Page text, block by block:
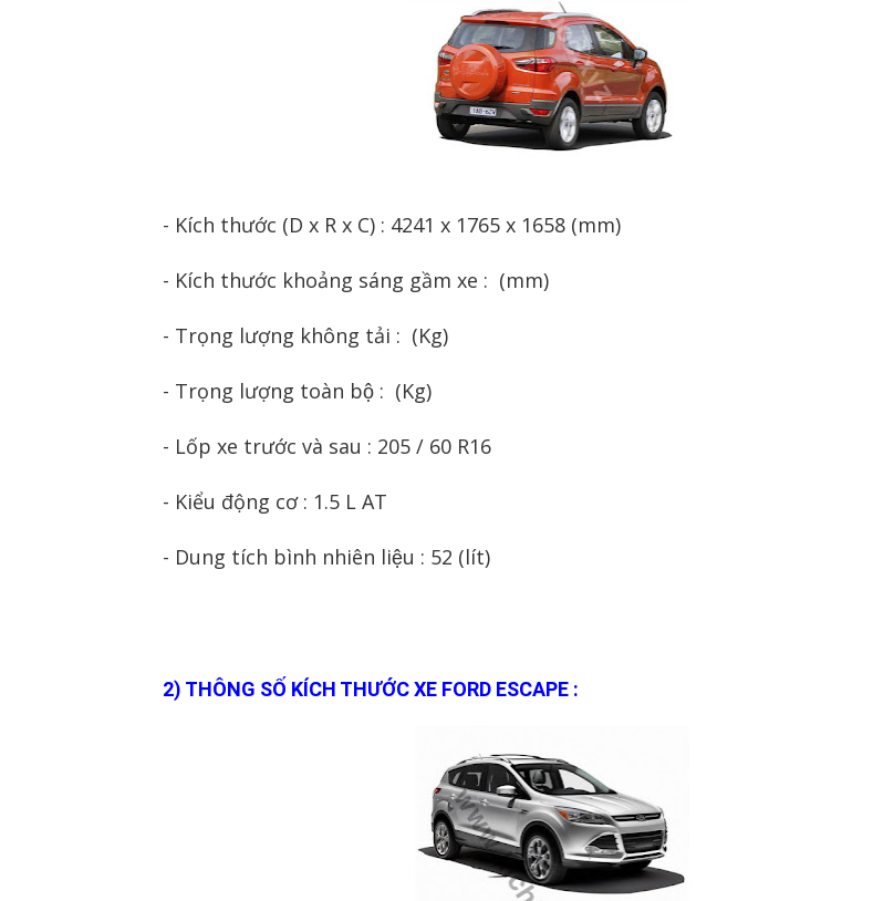
- Kích thước (D x R x C) : 4241 x 1765 x 1658 (mm)
- Kích thước khoảng sáng gầm xe : (mm)
- Trọng lượng không tải : (Kg)
- Trọng lượng toàn bộ : (Kg)
- Lốp xe trước và sau : 205 / 60 R16
- Kiểu động cơ : 1.5 L AT
- Dung tích bình nhiên liệu : 52 (lít)
2) THÔNG SỐ KÍCH THƯỚC XE FORD ESCAPE :